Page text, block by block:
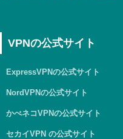
VPNの公式サイト
ExpressVPNの公式サイト
NordVPNの公式サイト
かべネコVPNの公式サイト
セカイVPN の公式サイト